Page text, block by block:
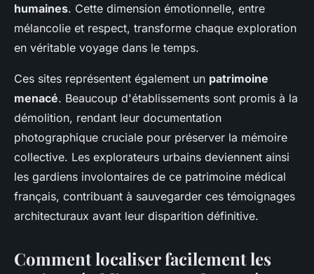
humaines. Cette dimension émotionnelle, entre
mélancolie et respect, transforme chaque exploration
en véritable voyage dans le temps.
Ces sites représentent également un patrimoine
menacé. Beaucoup d'établissements sont promis à la
démolition, rendant leur documentation
photographique cruciale pour préserver la mémoire
collective. Les explorateurs urbains deviennent ainsi
les gardiens involontaires de ce patrimoine médical
français, contribuant à sauvegarder ces témoignages
architecturaux avant leur disparition définitive.
Comment localiser facilement les